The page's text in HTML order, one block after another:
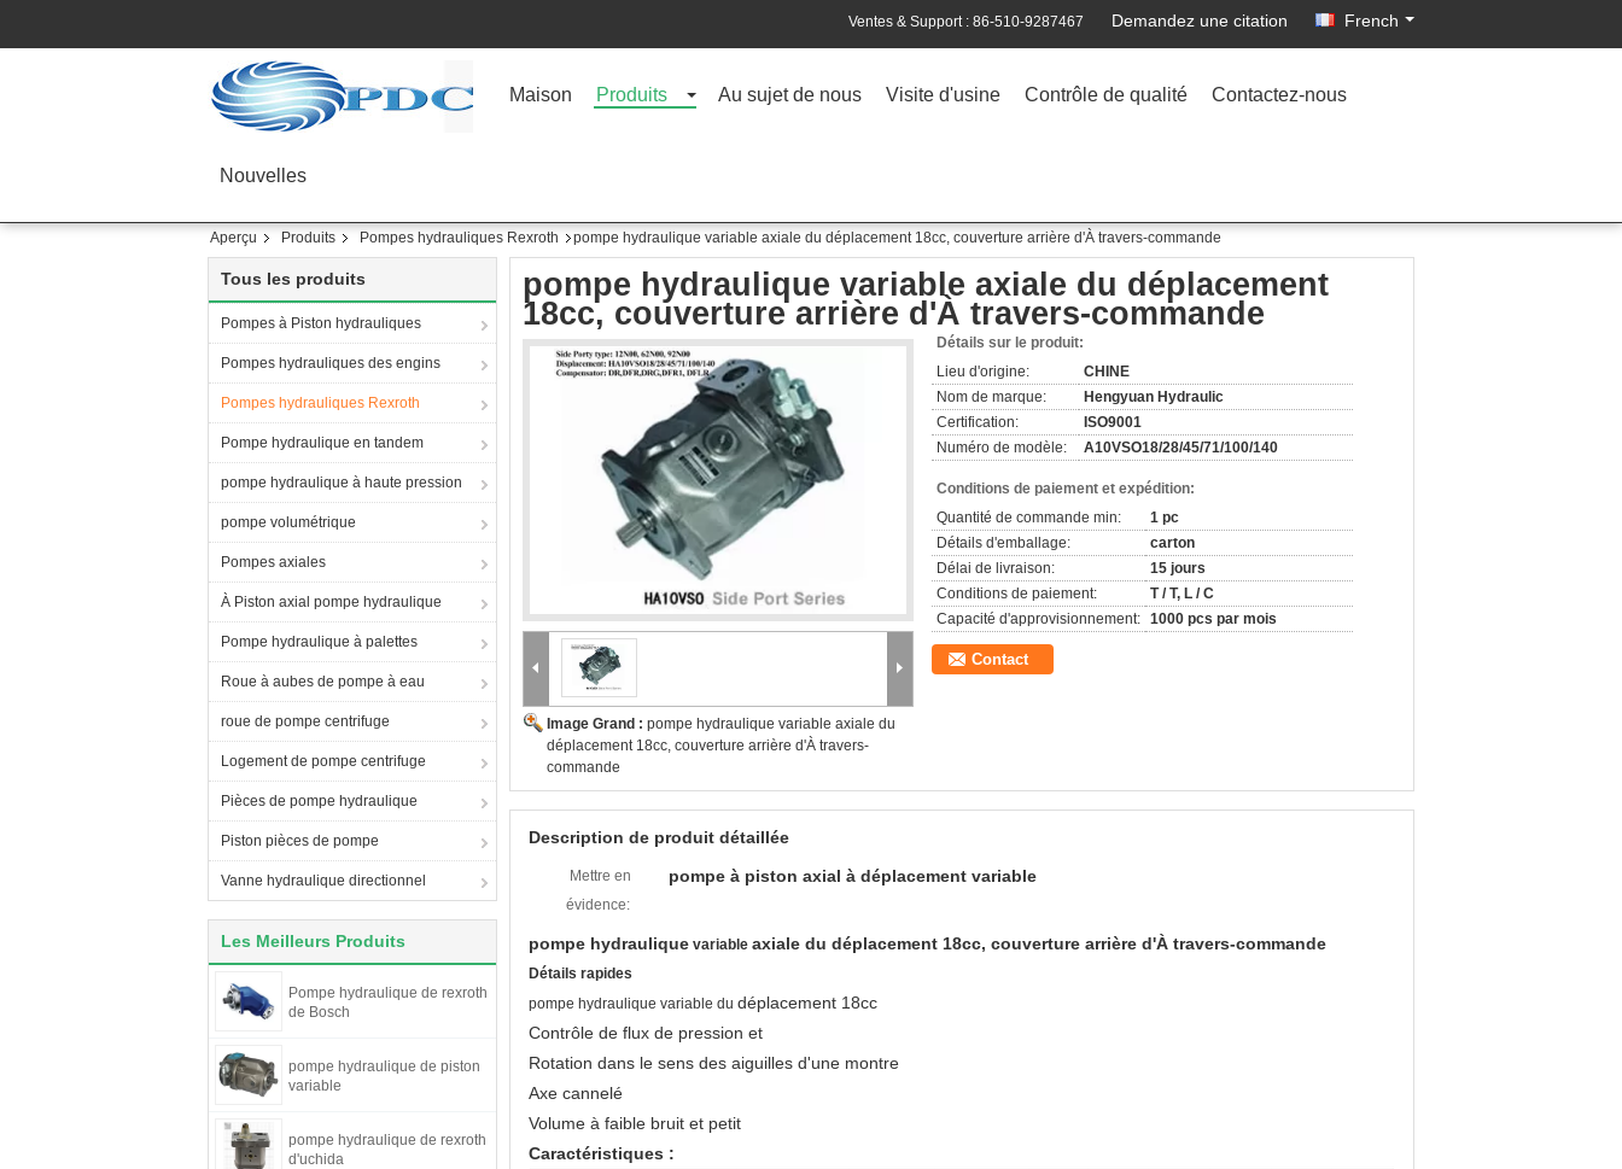
Ventes & Support : 86-510-9287467 Demandez une citation French
Maison Produits Au sujet de nous Visite d'usine Contrôle de qualité Contactez-nous
Nouvelles
Aperçu Produits Pompes hydrauliques Rexroth pompe hydraulique variable axiale du déplacement 18cc, couverture arrière d'À travers-commande
Tous les produits
Pompes à Piston hydrauliques
Pompes hydrauliques des engins
Pompes hydrauliques Rexroth
Pompe hydraulique en tandem
pompe hydraulique à haute pression
pompe volumétrique
Pompes axiales
À Piston axial pompe hydraulique
Pompe hydraulique à palettes
Roue à aubes de pompe à eau
roue de pompe centrifuge
Logement de pompe centrifuge
Pièces de pompe hydraulique
Piston pièces de pompe
Vanne hydraulique directionnel
Les Meilleurs Produits
Pompe hydraulique de rexroth
de Bosch
pompe hydraulique de piston
variable
pompe hydraulique de rexroth
d'uchida
pompe hydraulique variable axiale du déplacement
18cc, couverture arrière d'À travers-commande
Image Grand : pompe hydraulique variable axiale du
déplacement 18cc, couverture arrière d'À travers-
commande
Détails sur le produit:
Lieu d'origine:
CHINE
Nom de marque:
Hengyuan Hydraulic
Certification:
ISO9001
Numéro de modèle:
A10VSO18/28/45/71/100/140
Conditions de paiement et expédition:
Quantité de commande min:
1 pc
Détails d'emballage:
carton
Délai de livraison:
15 jours
Conditions de paiement:
T / T, L / C
Capacité d'approvisionnement: 1000 pcs par mois
Contact
Description de produit détaillée
Mettre en
évidence:
pompe à piston axial à déplacement variable
pompe hydraulique variable axiale du déplacement 18cc, couverture arrière d'À travers-commande
Détails rapides
pompe hydraulique variable du déplacement 18cc
Contrôle de flux de pression et
Rotation dans le sens des aiguilles d'une montre
Axe cannelé
Volume à faible bruit et petit
Caractéristiques :